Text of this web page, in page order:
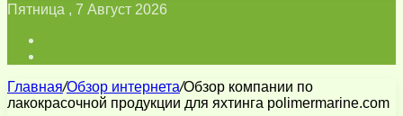
Пятница , 7 Август 2026
Главная/Обзор интернета/Обзор компании по
лакокрасочной продукции для яхтинга polimermarine.com